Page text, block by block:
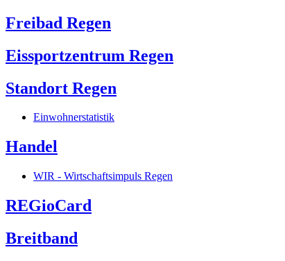
Freibad Regen
Eissportzentrum Regen
Standort Regen
Einwohnerstatistik
Handel
WIR - Wirtschaftsimpuls Regen
REGioCard
Breitband